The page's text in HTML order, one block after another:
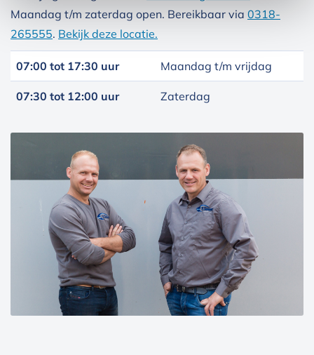
Maandag t/m zaterdag open. Bereikbaar via 0318-
265555. Bekijk deze locatie.
07:00 tot 17:30 uur Maandag t/m vrijdag
07:30 tot 12:00 uur Zaterdag